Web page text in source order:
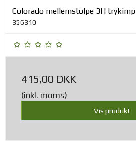
Colorado mellemstolpe 3H trykimp
356310
415,00 DKK
(inkl. moms)
Vis produkt